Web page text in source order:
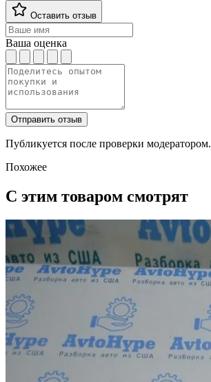
Оставить отзыв
Ваша оценка
Отправить отзыв
Публикуется после проверки модератором.
Похожее
С этим товаром смотрят